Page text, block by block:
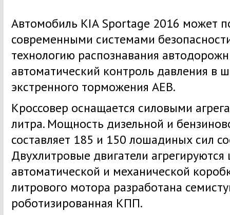
Автомобиль KIA Sportage 2016 может
современными системами
технологию распознавания
автоматический контроль давления в
экстренного торможения AEB.
Кроссовер оснащается силовыми
литра. Мощность дизельной и
составляет 185 и 150 лошадиных сил
Двухлитровые двигатели
автоматической и механической
литрового мотора разработана
роботизированная КПП.